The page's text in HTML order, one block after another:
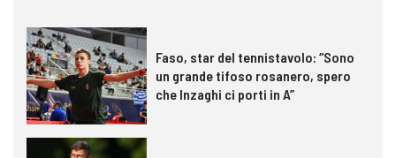
Faso, star del tennistavolo: “Sono
un grande tifoso rosanero, spero
che Inzaghi ci porti in A”